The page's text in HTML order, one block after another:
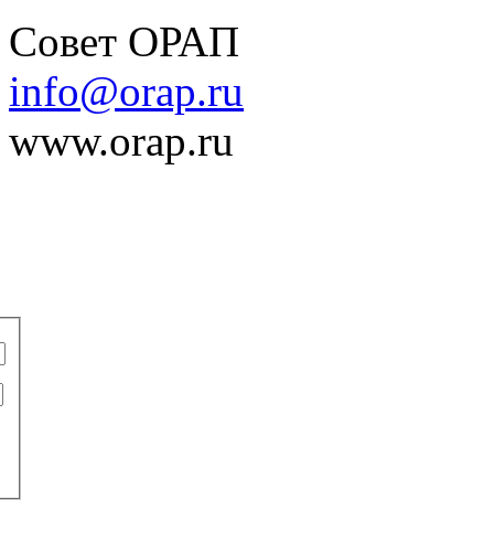
Совет ОРАП
info@orap.ru
www.orap.ru